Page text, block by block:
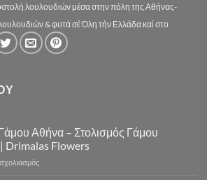
λουλουδιών μέσα στην πόλη της Αθήνας-
& φυτά σέ Όλη τήν Ελλάδα καί στο
Αθήνα – Στολισμός Γάμου
Drimalas Flowers
στο